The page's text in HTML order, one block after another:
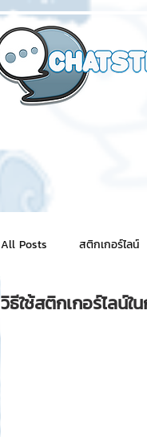
All Posts สติกเกอร์ไลน์
NFT for BRAND
วิธีใช้สติกเกอร์ไลน์